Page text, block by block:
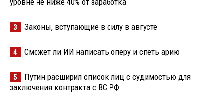
3 Законы, вступающие в силу в августе
4 Сможет ли ИИ написать оперу и спеть арию
5
Путин расширил список лиц с судимостью для
заключения контракта с ВС РФ